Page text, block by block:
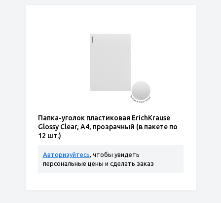
Папка-уголок пластиковая ErichKrause
Glossy Clear, A4, прозрачный (в пакете по
12 шт.)
Авторизуйтесь, чтобы увидеть
персональные цены и сделать заказ